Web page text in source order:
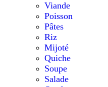
Viande
Poisson
Pâtes
Riz
Mijoté
Quiche
Soupe
Salade